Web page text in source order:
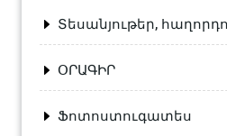
Տեսանյութեր,
ՕՐԱԳԻՐ
Ֆոտոստուգատես